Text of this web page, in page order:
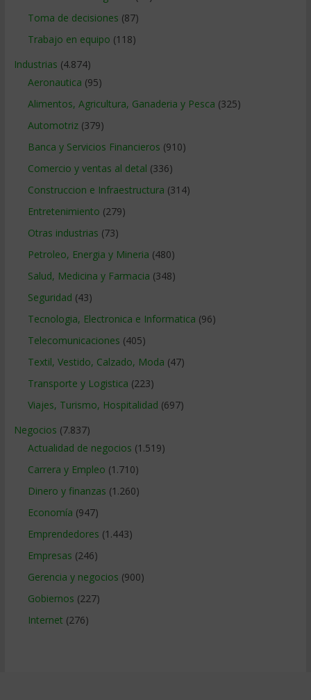
Toma de decisiones (87)
Trabajo en equipo (118)
Industrias (4.874)
Aeronautica (95)
Alimentos, Agricultura, Ganaderia y Pesca (325)
Automotriz(379)
Banca y Servicios Financieros (910)
Comercio y ventas al detal (336)
Construccion e Infraestructura (314)
Entretenimiento (279)
Otras industrias (73)
Petroleo, Energia y Mineria (480)
Salud, Medicina y Farmacia (348)
Seguridad (43)
Tecnologia, Electronica e Informatica (96)
Telecomunicaciones (405)
Textil, Vestido, Calzado, Moda (47)
Transporte y Logistica (223)
Viajes, Turismo, Hospitalidad (697)
Negocios (7.837)
Actualidad de negocios (1.519)
Carrera y Empleo (1.710)
Dinero y finanzas (1.260)
Economía (947)
Emprendedores (1.443)
Empresas (246)
Gerencia y negocios (900)
Gobiernos (227)
Internet (276)